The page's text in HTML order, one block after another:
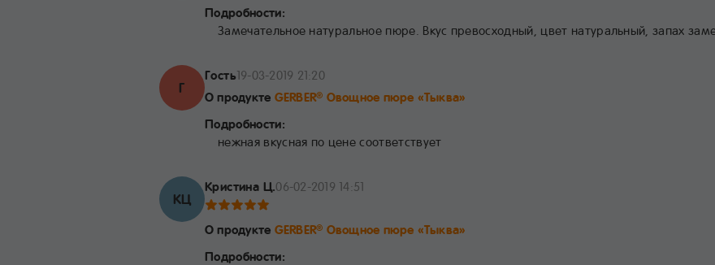
Подробности:
Замечательное натуральное пюре. Вкус превосходный, цвет натуральный, запах
Г
Гость19-03-2019 21:20
О продукте GERBER® Овощное пюре «Тыква»
Подробности:
нежная вкусная по цене соответствует
КЦ
Кристина Ц.06-02-2019 14:51
О продукте GERBER® Овощное пюре «Тыква»
Подробности: